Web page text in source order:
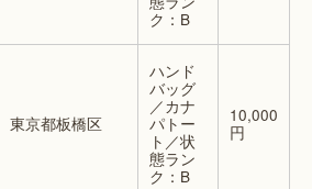
ク：B
東京都板橋区
ハンド
バッグ
／カナ
パトー
ト／状
態ラン
ク：B
10,000
円